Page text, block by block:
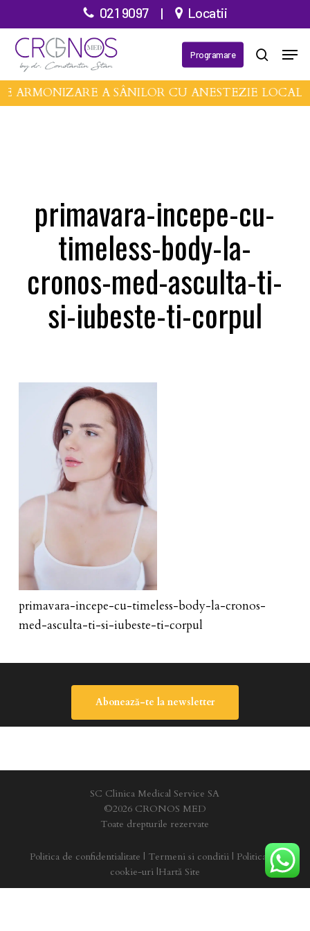
la
conținutul
principal
021 9097| Locatii
Programare căutare
ARMONIZARE A SÂNILOR CU ANESTEZIE
primavara-incepe-cu-
timeless-body-la-
cronos-med-asculta-ti-
si-iubeste-ti-corpul
primavara-incepe-cu-timeless-body-la-cronos-
med-asculta-ti-si-iubeste-ti-corpul
Abonează-te la newsletter
SC Clinica Medical Service SA
©2026 CRONOS MED
Toate drepturile rezervate
Politica de confidentialitate | Termeni si conditii | Politica de
cookie-uri|Hartă Site